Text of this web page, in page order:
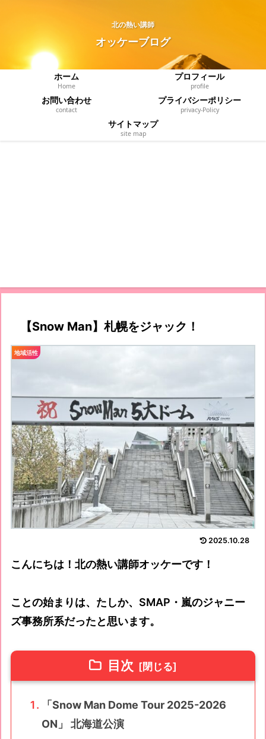
北の熱い講師
オッケーブログ
ホーム
Home
プロフィール
profile
お問い合わせ
contact
プライバシーポリシー
privacy‐Policy
サイトマップ
site map
【Snow Man】札幌をジャック！
地域活性
2025.10.28
こんにちは！北の熱い講師オッケーです！
ことの始まりは、たしか、SMAP・嵐のジャニー
ズ事務所系だったと思います。
目次
「Snow Man Dome Tour 2025-2026
ON」 北海道公演